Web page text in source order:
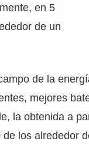
en 5
de un
de la
mejores
la obtenida a
los alrededor